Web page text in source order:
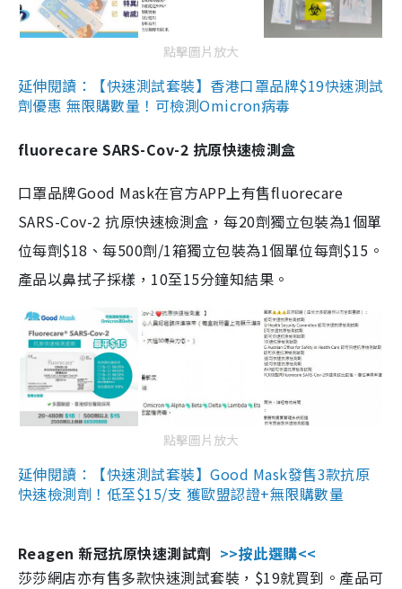
點擊圖片放大
延伸閱讀：【快速測試套裝】香港口罩品牌$19快速測試
劑優惠 無限購數量！可檢測Omicron病毒
fluorecare SARS-Cov-2 抗原快速檢測盒
口罩品牌Good Mask在官方APP上有售fluorecare
SARS-Cov-2 抗原快速檢測盒，每20劑獨立包裝為1個單
位每劑$18、每500劑/1箱獨立包裝為1個單位每劑$15。
產品以鼻拭子採樣，10至15分鐘知結果。
點擊圖片放大
延伸閱讀：【快速測試套裝】Good Mask發售3款抗原
快速檢測劑！低至$15/支 獲歐盟認證+無限購數量
Reagen 新冠抗原快速測試劑 >>按此選購<<
莎莎網店亦有售多款快速測試套裝，$19就買到。產品可